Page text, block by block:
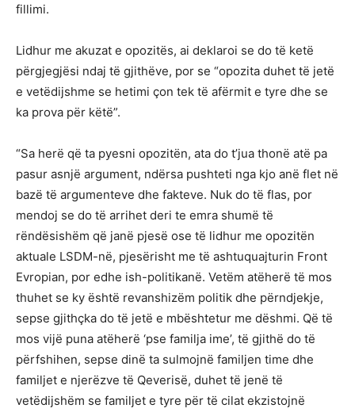
fillimi.
Lidhur me akuzat e opozitës, ai deklaroi se do të ketë
përgjegjësi ndaj të gjithëve, por se “opozita duhet të jetë
e vetëdijshme se hetimi çon tek të afërmit e tyre dhe se
ka prova për këtë”.
“Sa herë që ta pyesni opozitën, ata do t’jua thonë atë pa
pasur asnjë argument, ndërsa pushteti nga kjo anë flet në
bazë të argumenteve dhe fakteve. Nuk do të flas, por
mendoj se do të arrihet deri te emra shumë të
rëndësishëm që janë pjesë ose të lidhur me opozitën
aktuale LSDM-në, pjesërisht me të ashtuquajturin Front
Evropian, por edhe ish-politikanë. Vetëm atëherë të mos
thuhet se ky është revanshizëm politik dhe përndjekje,
sepse gjithçka do të jetë e mbështetur me dëshmi. Që të
mos vijë puna atëherë ‘pse familja ime’, të gjithë do të
përfshihen, sepse dinë ta sulmojnë familjen time dhe
familjet e njerëzve të Qeverisë, duhet të jenë të
vetëdijshëm se familjet e tyre për të cilat ekzistojnë